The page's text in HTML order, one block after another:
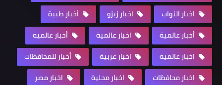
اخبار النواب
اخبار زيزو
أخبار طبية
أخبار عالمية
اخبار عالمية
أخبار عالميه
اخبار عالميه
اخبار عربية
أخبار للمحافظات
اخبار محافظات
اخبار محلية
اخبار مصر